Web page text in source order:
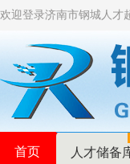
欢迎登录济南市钢城人才
首页 人才储备